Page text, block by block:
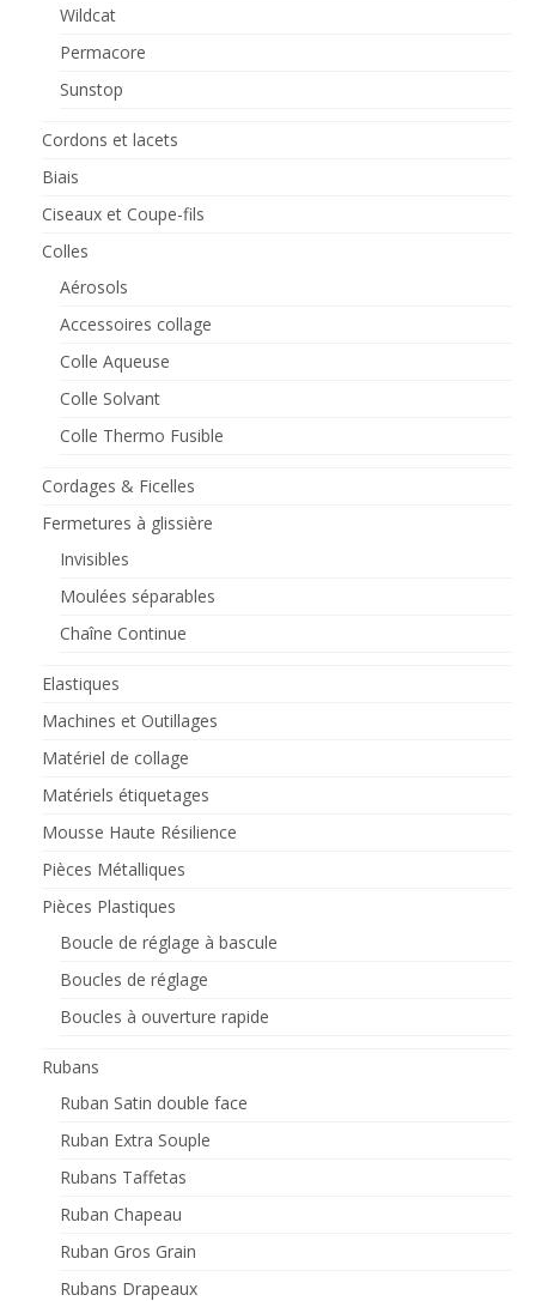
Wildcat
Permacore
Sunstop
Cordons et lacets
Biais
Ciseaux et Coupe-fils
Colles
Aérosols
Accessoires collage
Colle Aqueuse
Colle Solvant
Colle Thermo Fusible
Cordages & Ficelles
Fermetures à glissière
Invisibles
Moulées séparables
Chaîne Continue
Elastiques
Machines et Outillages
Matériel de collage
Matériels étiquetages
Mousse Haute Résilience
Pièces Métalliques
Pièces Plastiques
Boucle de réglage à bascule
Boucles de réglage
Boucles à ouverture rapide
Rubans
Ruban Satin double face
Ruban Extra Souple
Rubans Taffetas
Ruban Chapeau
Ruban Gros Grain
Rubans Drapeaux